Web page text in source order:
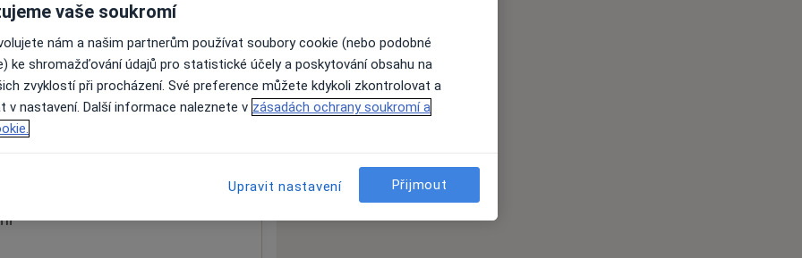
s r.o.
vaše soukromí
nám a našim partnerům používat soubory cookie (nebo podobné
ke shromažďování údajů pro statistické účely a poskytování obsahu na
zvyklostí při procházení. Své preference můžete kdykoli zkontrolovat a
v nastavení. Další informace naleznete v zásadách ochrany soukromí a
Upravit nastavení Přijmout